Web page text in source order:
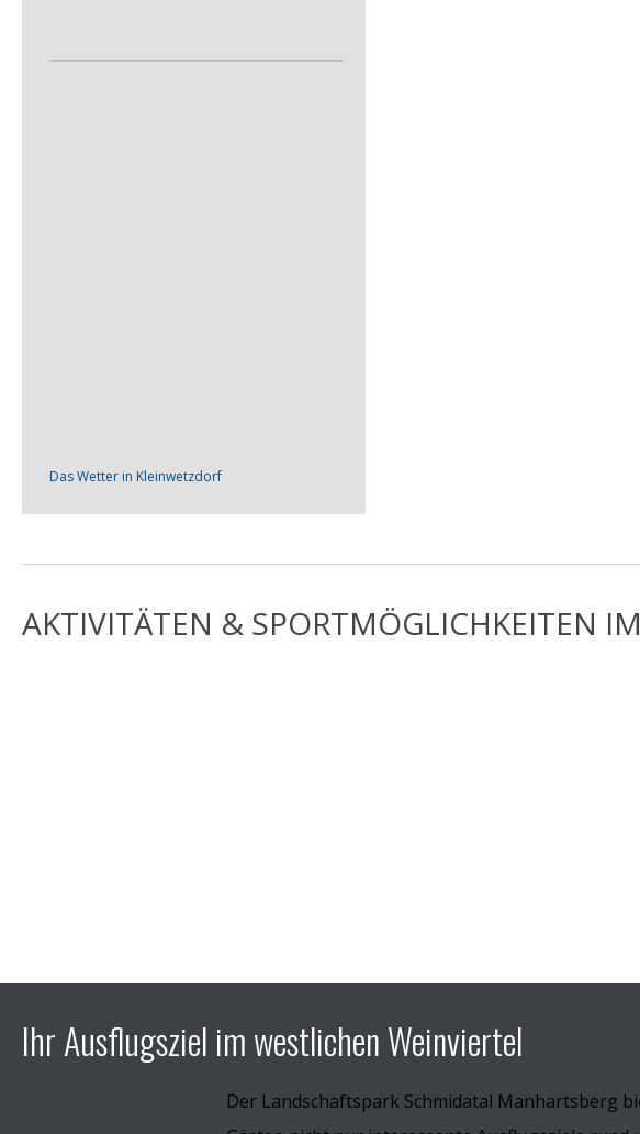
Das Wetter in Kleinwetzdorf
AKTIVITÄTEN & SPORTMÖGLICHKEITEN
Ihr Ausflugsziel im westlichen Weinviertel
Der Landschaftspark Schmidatal Manhartsberg